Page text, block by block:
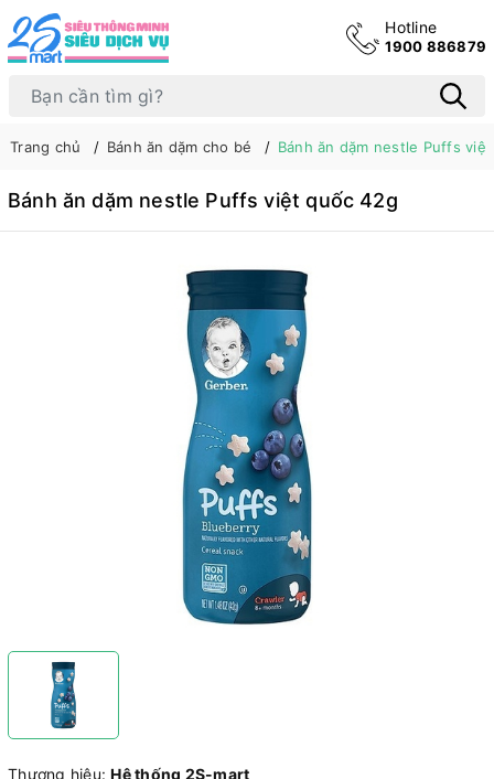
Hotline
1900 886879
Trang chủ Bánh ăn dặm cho bé Bánh ăn dặm nestle Puffs
Bánh ăn dặm nestle Puffs việt quốc 42g
Thương hiệu:Hệ thống 2S-mart